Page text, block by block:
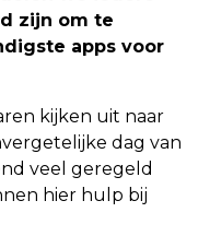
zijn om te
apps voor
kijken uit naar
dag van
veel geregeld
hier hulp bij